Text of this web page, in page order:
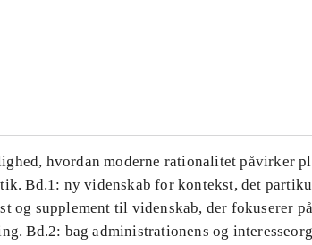
hvordan moderne rationalitet påvirker
Bd.1: ny videnskab for kontekst, det
og supplement til videnskab, der fokuserer
Bd.2: bag administrationens og